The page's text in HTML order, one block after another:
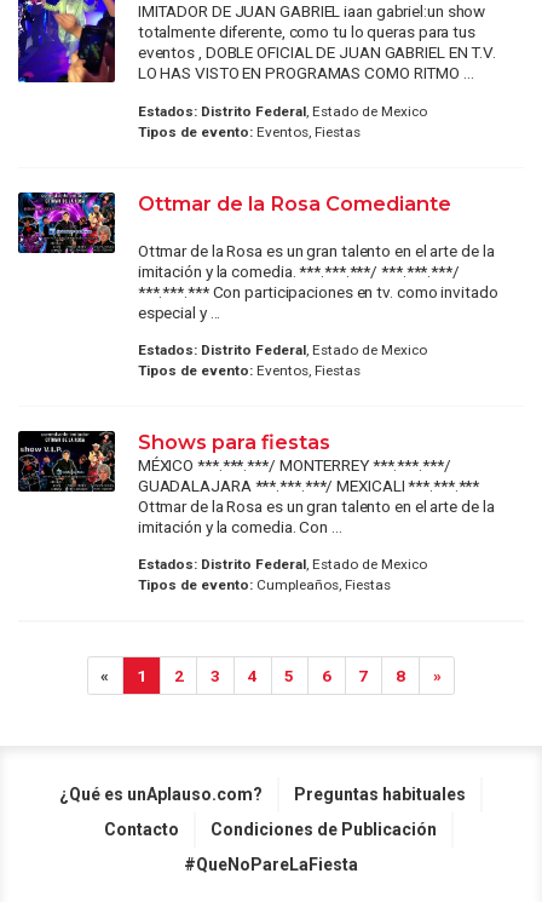
IMITADOR DE JUAN GABRIEL iaan gabriel:un show
totalmente diferente, como tu lo queras para tus
eventos , DOBLE OFICIAL DE JUAN GABRIEL EN T.V.
LO HAS VISTO EN PROGRAMAS COMO RITMO ...
Estados: Distrito Federal, Estado de Mexico
Tipos de evento:Eventos, Fiestas
Ottmar de la Rosa Comediante
Ottmar de la Rosa es un gran talento en el arte de la
imitación y la comedia. ***.***.***/ ***.***.***/
***.***.*** Con participaciones en tv. como invitado
especial y ...
Estados: Distrito Federal, Estado de Mexico
Tipos de evento:Eventos, Fiestas
Shows para fiestas
MÉXICO ***.***.***/ MONTERREY ***.***.***/
GUADALAJARA ***.***.***/ MEXICALI ***.***.***
Ottmar de la Rosa es un gran talento en el arte de la
imitación y la comedia. Con ...
Estados: Distrito Federal, Estado de Mexico
Tipos de evento:Cumpleaños, Fiestas
« 1 2 3 4 5 6 7 8 »
¿Qué es unAplauso.com?
Preguntas habituales
Contacto
Condiciones de Publicación
#QueNoPareLaFiesta